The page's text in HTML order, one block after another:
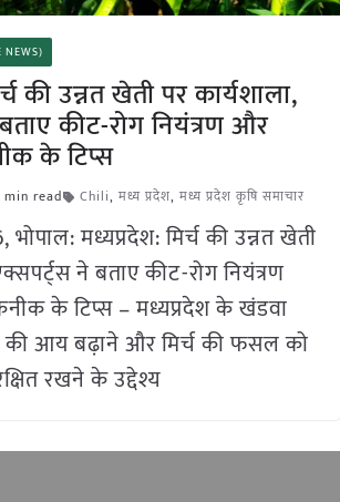
NEWS)
की उन्नत खेती पर कार्यशाला,
कीट-रोग नियंत्रण और
के टिप्स
min read Chili, मध्य प्रदेश, मध्य प्रदेश कृषि समाचार
मध्यप्रदेश: मिर्च की उन्नत खेती
ने बताए कीट-रोग नियंत्रण
के टिप्स – मध्यप्रदेश के खंडवा
की आय बढ़ाने और मिर्च की फसल को
रखने के उद्देश्य